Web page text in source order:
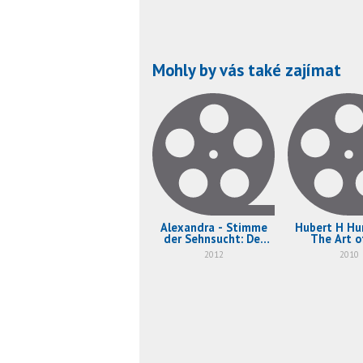
Mohly by vás také zajímat
Alexandra - Stimme
der Sehnsucht: Der
rätselhafte Tod
eines Stars
2012
Hubert H
The Art
Possible
2010